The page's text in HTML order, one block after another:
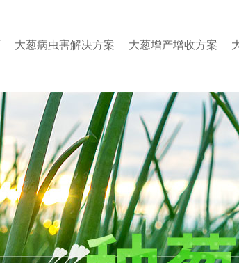
大葱病虫害解决方案 大葱增产增收方案